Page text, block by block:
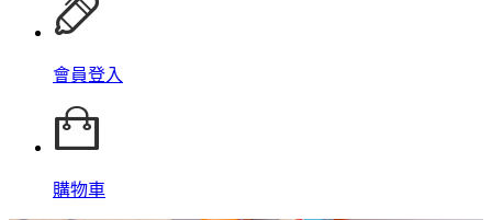
會員登入
購物車